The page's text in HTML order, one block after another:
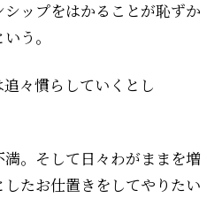
ップをはかることが恥ずか
う。
追々慣らしていくとし
。そして日々わがままを増
たお仕置きをしてやりたい